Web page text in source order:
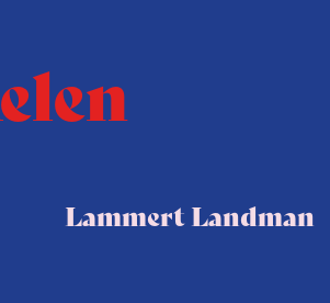
Lammert Landman